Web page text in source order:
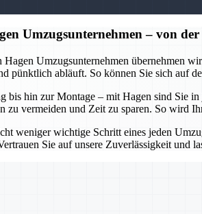
Umzugsunternehmen – von
Umzugsunternehmen übernehmen
pünktlich abläuft. So können Sie sich auf
bis hin zur Montage – mit Hagen sind Sie
zu vermeiden und Zeit zu sparen. So wird
weniger wichtige Schritt eines jeden
Sie auf unsere Zuverlässigkeit und